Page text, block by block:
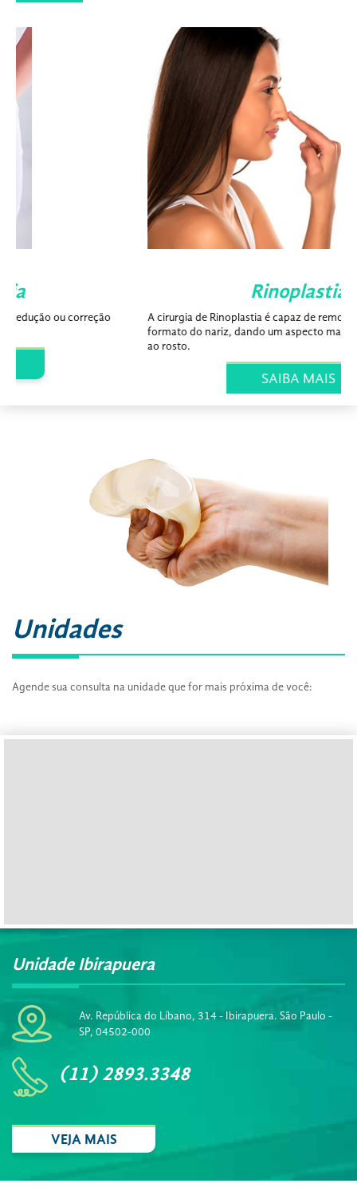
A cirurgia de Rinoplastia é capaz de remodelar e corrigir o
formato do nariz, dando um aspecto mais bonito e harmônico
ao rosto.
Unidades
Agende sua consulta na unidade que for mais próxima de você:
Unidade Ibirapuera
Av. República do Líbano, 314 - Ibirapuera. São Paulo -
SP, 04502-000
(11) 2893.3348
VEJA MAIS